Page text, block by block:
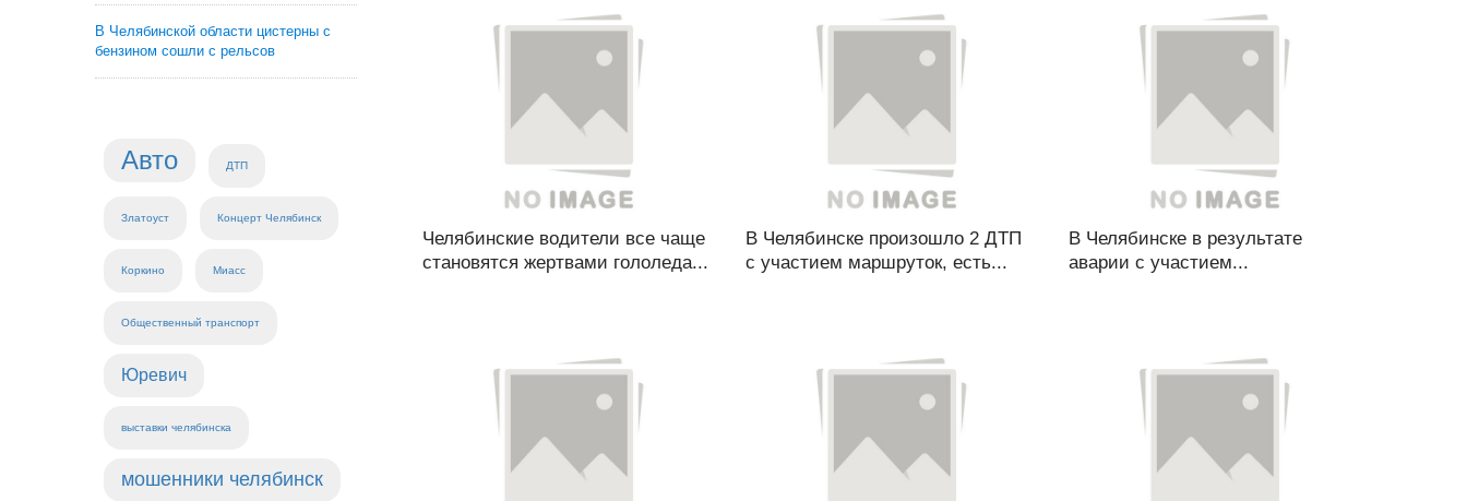
В Челябинской области цистерны с
бензином сошли с рельсов
Авто ДТП
Златоуст Концерт Челябинск
Коркино Миасс
Общественный транспорт
Юревич
выставки челябинска
мошенники челябинск
Челябинские водители все чаще
становятся жертвами гололеда...
В Челябинске произошло 2 ДТП
с участием маршруток, есть...
В Челябинске в результате
аварии с участием...